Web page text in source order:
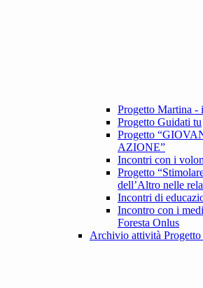
Progetto Martina -
Progetto Guidati tu
Progetto
AZIONE”
Incontri con i
Progetto
dell’Altro nelle
Incontri di
Incontro con i
Foresta Onlus
Archivio attività Progetto